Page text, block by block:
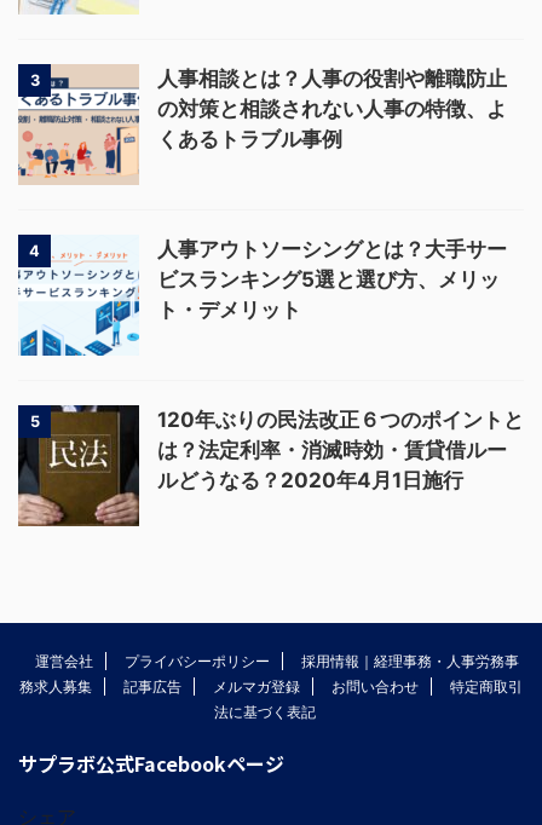
3
人事相談とは？人事の役割や離職防止
の対策と相談されない人事の特徴、よ
くあるトラブル事例
4
人事アウトソーシングとは？大手サー
ビスランキング5選と選び方、メリッ
ト・デメリット
5
120年ぶりの民法改正６つのポイントと
は？法定利率・消滅時効・賃貸借ルー
ルどうなる？2020年4月1日施行
運営会社 プライバシーポリシー
採用情報｜経理事務・人事労務事
務求人募集
記事広告 メルマガ登録 お問い合わせ
特定商取引
法に基づく表記
サプラボ公式Facebookページ
シェア